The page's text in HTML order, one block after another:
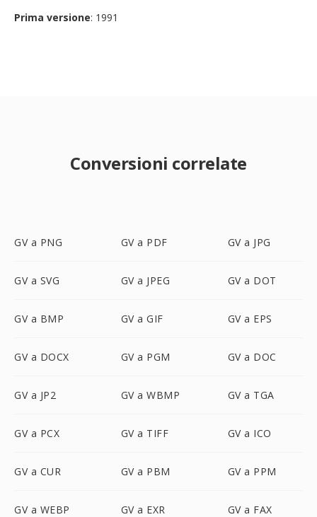
Prima versione: 1991
Conversioni correlate
GV a PNG GV a PDF GV a JPG
GV a SVG GV a JPEG GV a DOT
GV a BMP GV a GIF GV a EPS
GV a DOCX GV a PGM GV a DOC
GV a JP2 GV a WBMP GV a TGA
GV a PCX GV a TIFF GV a ICO
GV a CUR GV a PBM GV a PPM
GV a WEBP GV a EXR GV a FAX